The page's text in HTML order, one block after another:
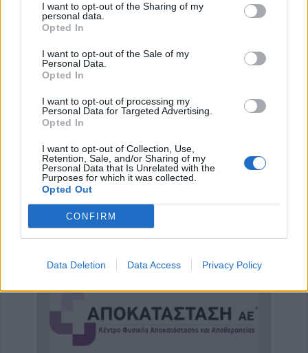
I want to opt-out of the Sharing of my
personal data.
Opted In
I want to opt-out of the Sale of my
Personal Data.
Opted In
I want to opt-out of processing my
Personal Data for Targeted Advertising.
Opted In
I want to opt-out of Collection, Use,
Retention, Sale, and/or Sharing of my
Personal Data that Is Unrelated with the
Purposes for which it was collected.
Opted Out
CONFIRM
Data Deletion Data Access Privacy Policy
Πνευμονολόγος - Φυματιολόγος "Σταυρούλα Δ. Νούκα"
ΑΓΓΕΛΙΕΣ